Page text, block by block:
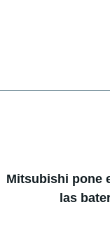
Mitsubishi pone
las